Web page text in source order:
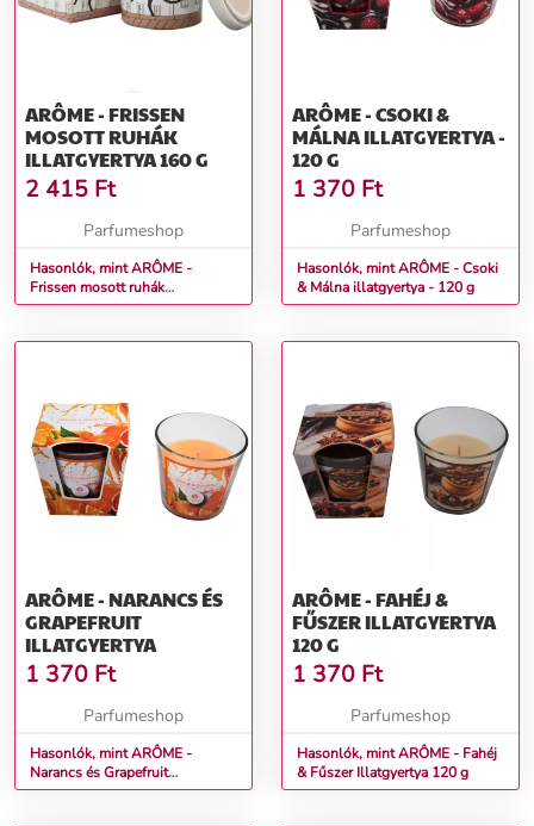
ARÔME - FRISSEN
MOSOTT RUHÁK
ILLATGYERTYA 160 G
2 415 Ft
Parfumeshop
Hasonlók, mint ARÔME -
Frissen mosott ruhák
Illatgyertya 160 g
ARÔME - CSOKI &
MÁLNA ILLATGYERTYA -
120 G
1 370 Ft
Parfumeshop
Hasonlók, mint ARÔME - Csoki
& Málna illatgyertya - 120 g
ARÔME - NARANCS ÉS
GRAPEFRUIT
ILLATGYERTYA
1 370 Ft
Parfumeshop
Hasonlók, mint ARÔME -
Narancs és Grapefruit
illatgyertya
ARÔME - FAHÉJ &
FŰSZER ILLATGYERTYA
120 G
1 370 Ft
Parfumeshop
Hasonlók, mint ARÔME - Fahéj
& Fűszer Illatgyertya 120 g